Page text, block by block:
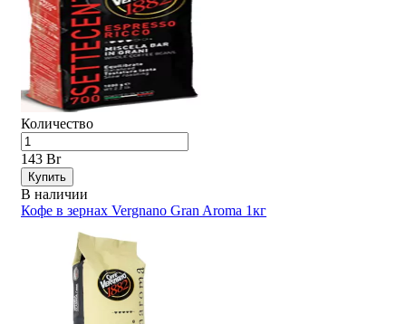
Количество
143 Br
Купить
В наличии
Кофе в зернах Vergnano Gran Aroma 1кг